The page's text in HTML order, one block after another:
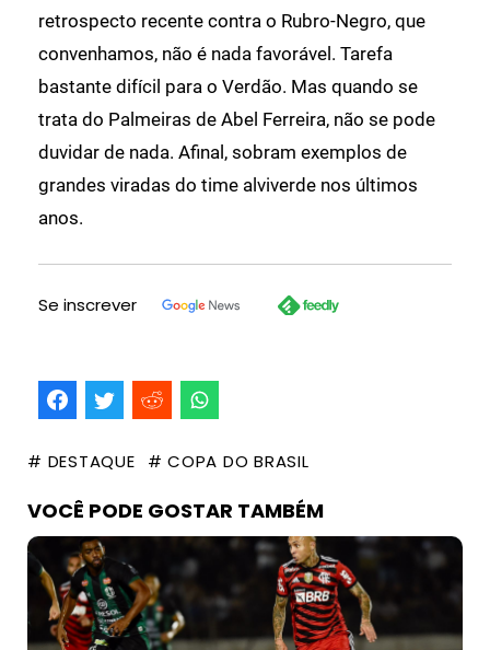
retrospecto recente contra o Rubro-Negro, que
convenhamos, não é nada favorável. Tarefa
bastante difícil para o Verdão. Mas quando se
trata do Palmeiras de Abel Ferreira, não se pode
duvidar de nada. Afinal, sobram exemplos de
grandes viradas do time alviverde nos últimos
anos.
Se inscrever
# DESTAQUE # COPA DO BRASIL
VOCÊ PODE GOSTAR TAMBÉM